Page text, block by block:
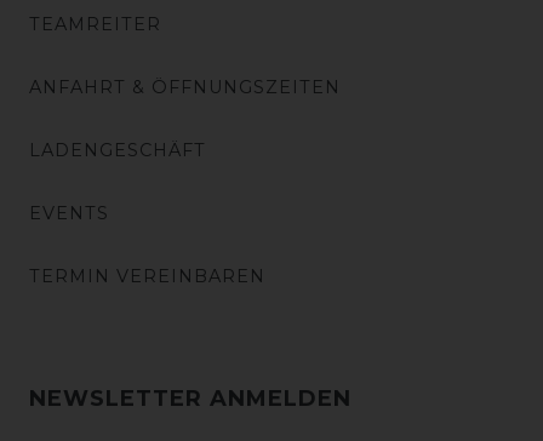
TEAMREITER
ANFAHRT & ÖFFNUNGSZEITEN
LADENGESCHÄFT
EVENTS
TERMIN VEREINBAREN
NEWSLETTER ANMELDEN